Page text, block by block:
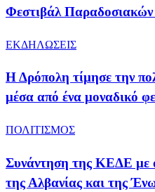
Φεστιβάλ
ΕΚΔΗΛΩΣΕΙΣ
Η Δρόπολη τίμησε την
μέσα από ένα μοναδικό
ΠΟΛΙΤΙΣΜΟΣ
Συνάντηση της ΚΕΔΕ με
της Αλβανίας και της